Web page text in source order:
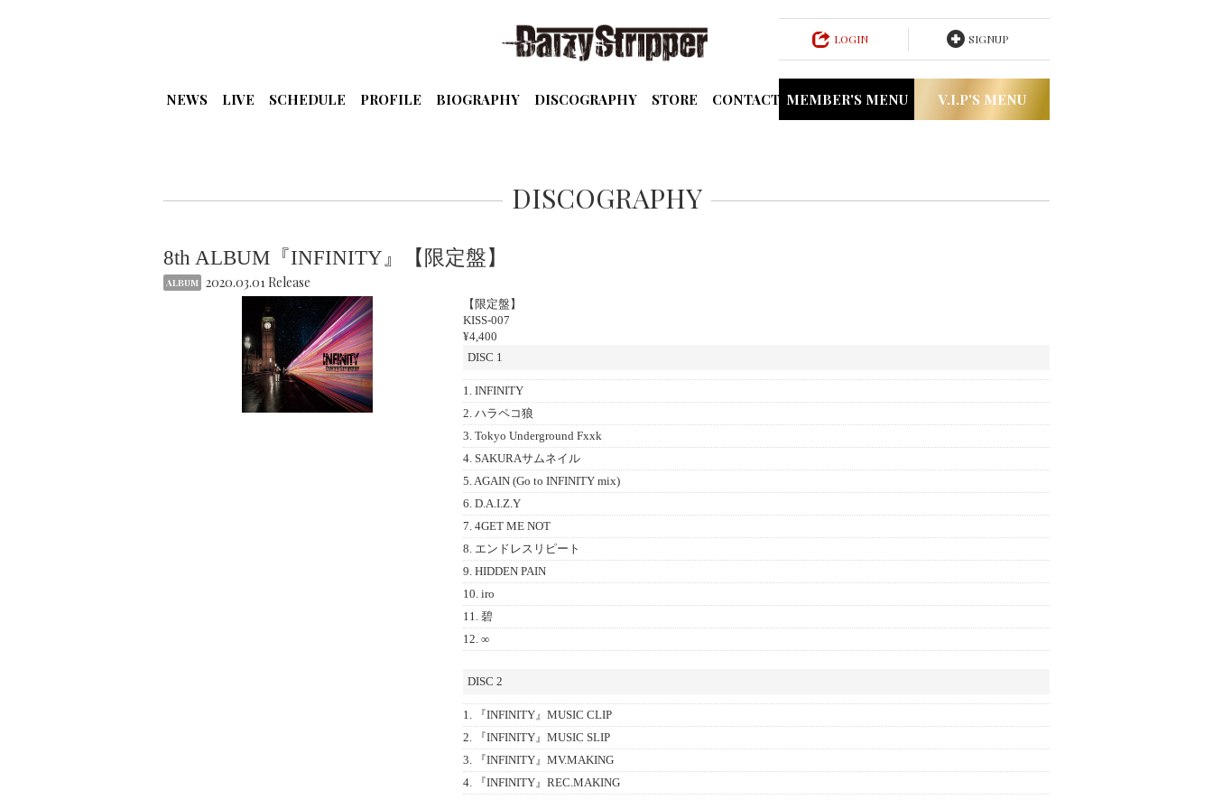
LOGIN SIGNUP
NEWS LIVE SCHEDULE PROFILE BIOGRAPHY DISCOGRAPHY STORE CONTACT V.I.P'S MENU
MEMBER'S MENU
DISCOGRAPHY
8th ALBUM『INFINITY』【限定盤】
ALBUM 2020.03.01 Release
【限定盤】
KISS-007
¥4,400
DISC 1
1. INFINITY
2. ハラペコ狼
3. Tokyo Underground Fxxk
4. SAKURAサムネイル
5. AGAIN (Go to INFINITY mix)
6. D.A.I.Z.Y
7. 4GET ME NOT
8. エンドレスリピート
9. HIDDEN PAIN
10. iro
11. 碧
12. ∞
DISC 2
1. 『INFINITY』MUSIC CLIP
2. 『INFINITY』MUSIC SLIP
3. 『INFINITY』MV.MAKING
4. 『INFINITY』REC.MAKING